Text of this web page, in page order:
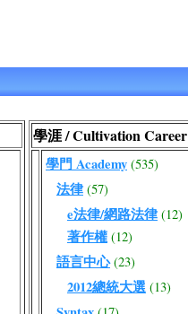
學涯 / Cultivation Career
學門 Academy (535)
法律 (57)
e法律/網路法律 (12)
著作權 (12)
語言中心 (23)
2012總統大選 (13)